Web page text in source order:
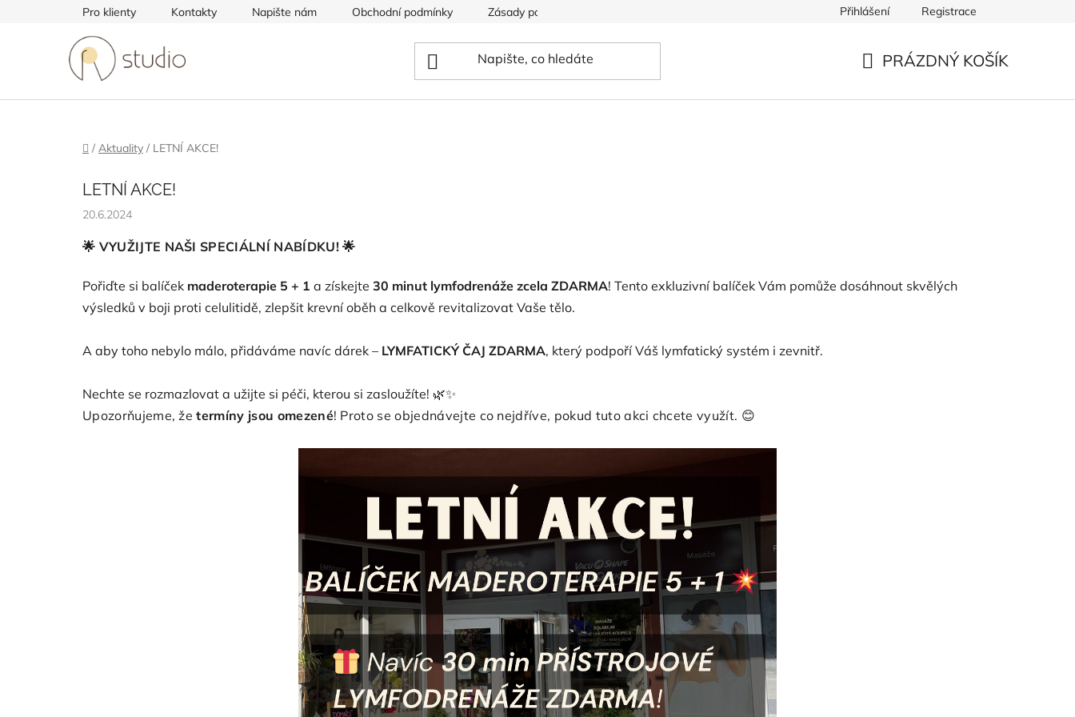
Pro klienty Kontakty Napište nám Obchodní podmínky Zásady používání souborů cookies Přihlášení Registrace
PRÁZDNÝ KOŠÍK
Domů
/ Aktuality / LETNÍ AKCE!
LETNÍ AKCE!
20.6.2024
🌟 VYUŽIJTE NAŠI SPECIÁLNÍ NABÍDKU! 🌟
Pořiďte si balíček maderoterapie 5 + 1 a získejte 30 minut lymfodrenáže zcela ZDARMA! Tento exkluzivní balíček Vám pomůže dosáhnout skvělých
výsledků v boji proti celulitidě, zlepšit krevní oběh a celkově revitalizovat Vaše tělo.
A aby toho nebylo málo, přidáváme navíc dárek – LYMFATICKÝ ČAJ ZDARMA, který podpoří Váš lymfatický systém i zevnitř.
Nechte se rozmazlovat a užijte si péči, kterou si zasloužíte! 🌿✨
Upozorňujeme, žetermíny jsou omezené! Proto se objednávejte co nejdříve, pokud tuto akci chcete využít. 😊